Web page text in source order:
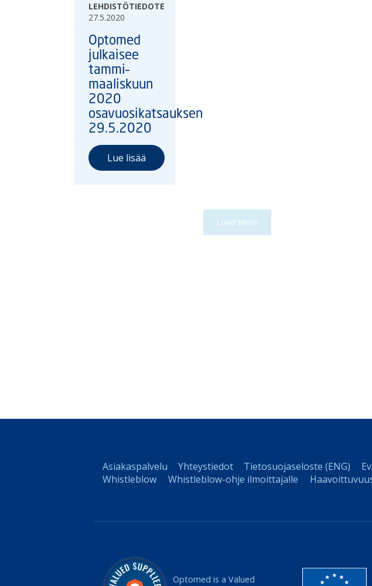
LEHDISTÖTIEDOTE
27.5.2020
Optomed
julkaisee
tammi–
maaliskuun
2020
osavuosikatsauksen
29.5.2020
Lue lisää
Load More
Asiakaspalvelu Yhteystiedot Tietosuojaseloste (ENG)
Whistleblow
Whistleblow-ohje ilmoittajalle
Optomed is a Valued